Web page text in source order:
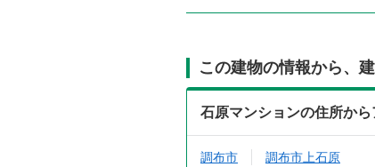
この建物の情報から、
石原マンションの住所か
調布市 調布市上石原